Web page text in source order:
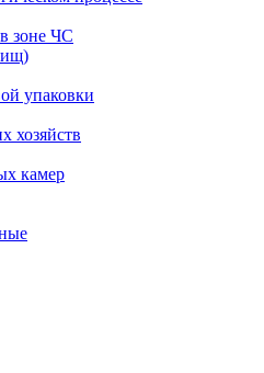
зоне ЧС
упаковки
хозяйств
камер